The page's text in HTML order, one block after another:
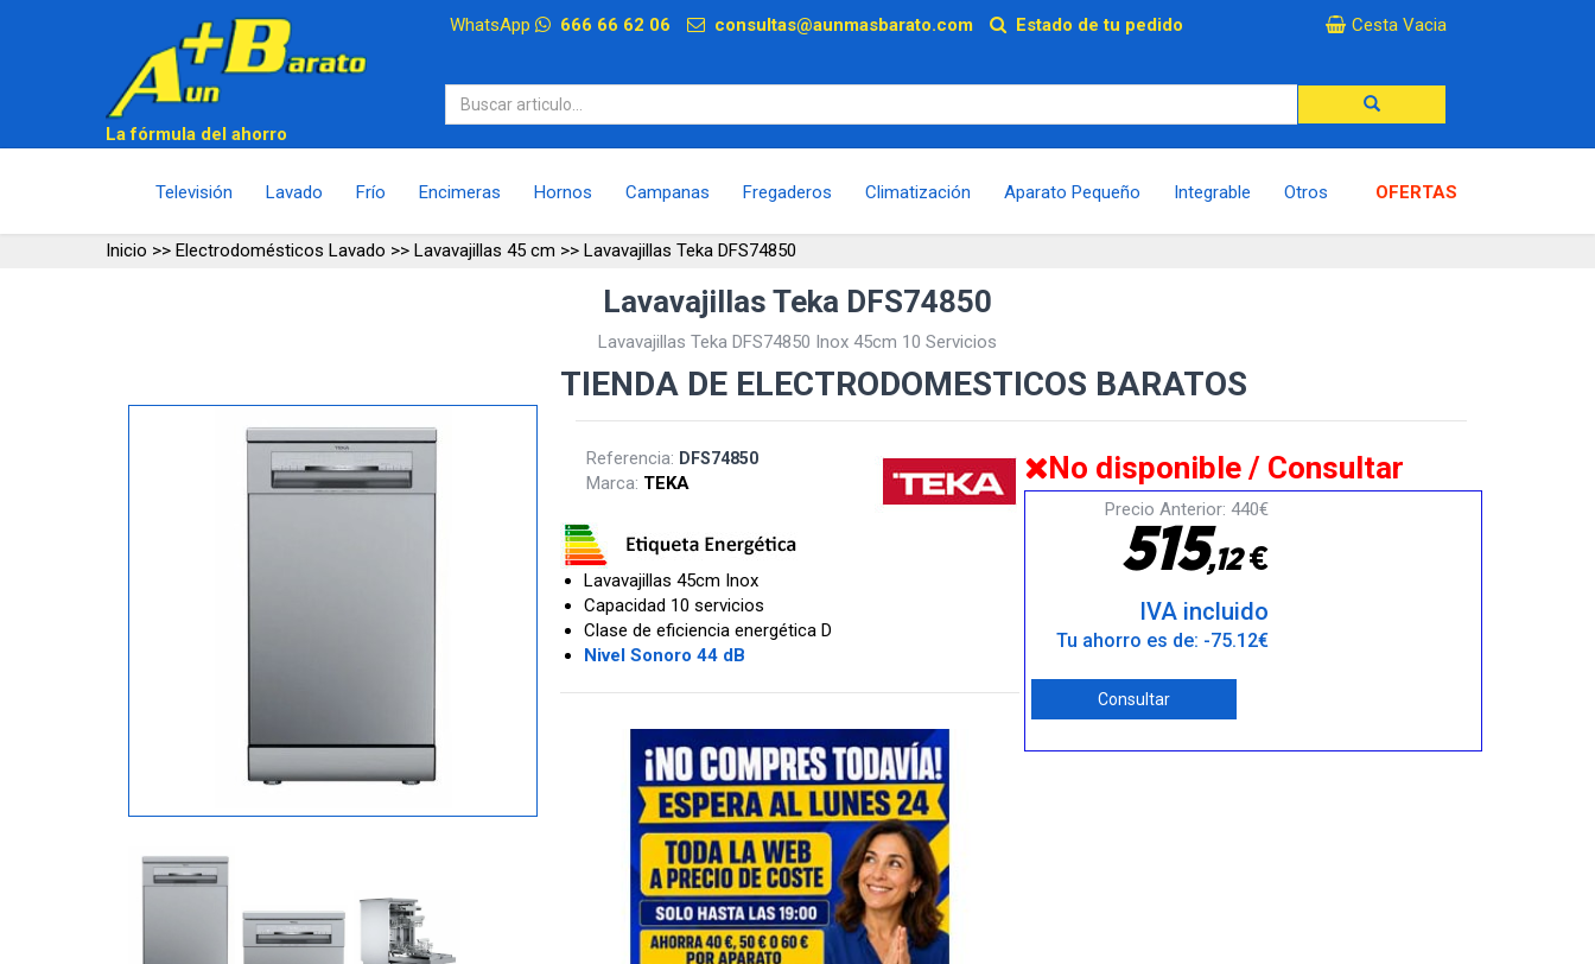
WhatsApp 666 66 62 06 consultas@aunmasbarato.com Estado de tu pedido Cesta Vacia
La fórmula del ahorro
Televisión Lavado Frío Encimeras Hornos Campanas Fregaderos Climatización Aparato Pequeño Integrable Otros OFERTAS
Inicio >> Electrodomésticos Lavado >> Lavavajillas 45 cm >> Lavavajillas Teka DFS74850
Lavavajillas Teka DFS74850
Lavavajillas Teka DFS74850 Inox 45cm 10 Servicios
TIENDA DE ELECTRODOMESTICOS BARATOS
Referencia: DFS74850
Marca: TEKA
Lavavajillas 45cm Inox
Capacidad 10 servicios
Clase de eficiencia energética D
Nivel Sonoro 44 dB
No disponible / Consultar
Precio Anterior: 440€
515,12€
IVA incluido
Tu ahorro es de: -75.12€
Consultar